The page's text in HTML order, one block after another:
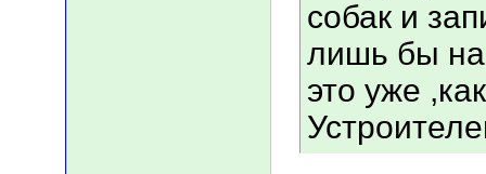
собак и
лишь бы
это уже